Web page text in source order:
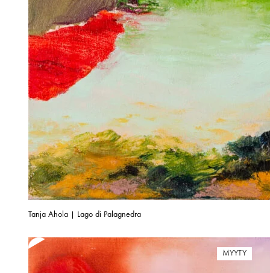
Tanja Ahola | Lago di Palagnedra
MYYTY